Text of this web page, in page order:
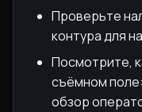
Проверьте
контура для
Посмотрите,
съёмном
обзор